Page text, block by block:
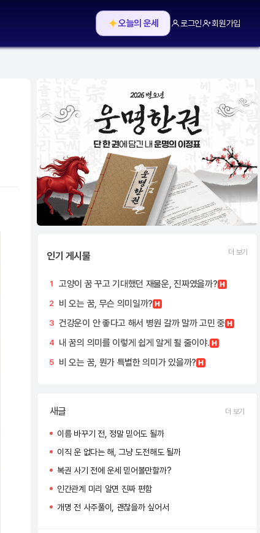
✦오늘의 운세 로그인 회원가입
인기 게시물 더 보기
1 고양이 꿈 꾸고 기대했던 재물운, 진짜였을까?
2 비 오는 꿈, 무슨 의미일까?
3 건강운이 안 좋다고 해서 병원 갈까 말까 고민 중
4 내 꿈의 의미를 이렇게 쉽게 알게 될 줄이야.
5 비 오는 꿈, 뭔가 특별한 의미가 있을까?
새글 더 보기
이름 바꾸기 전, 정말 믿어도 될까
이직 운 없다는 해, 그냥 도전해도 될까
복권 사기 전에 운세 믿어볼만할까?
인간관계 미리 알면 진짜 편함
개명 전 사주풀이, 괜찮을까 싶어서